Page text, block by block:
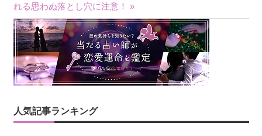
稿
ナ
ビ
ゲ
ー
シ
れる思わぬ落とし穴に注意！ »
人気記事ランキング